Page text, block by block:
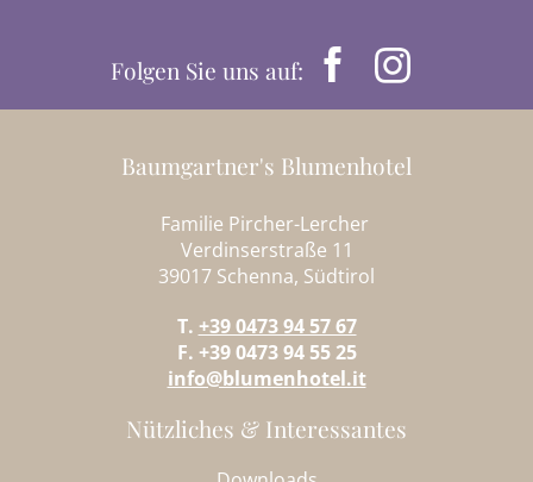
Folgen Sie uns auf:
Baumgartner's Blumenhotel
Familie Pircher-Lercher
Verdinserstraße 11
39017 Schenna, Südtirol
T. +39 0473 94 57 67
F. +39 0473 94 55 25
info@blumenhotel.it
Nützliches & Interessantes